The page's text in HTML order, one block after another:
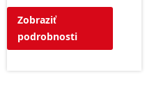
Zobraziť
podrobnosti